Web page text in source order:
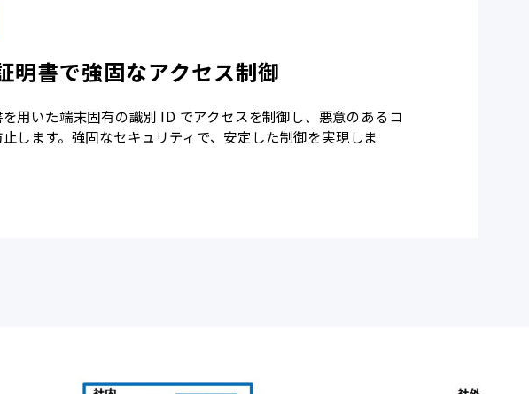
明書で強固なアクセス制御
用いた端末固有の識別 ID でアクセスを制御し、悪意のあるコ
します。強固なセキュリティで、安定した制御を実現しま